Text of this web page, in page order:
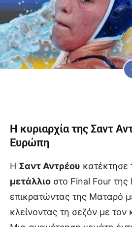
Η κυριαρχία της Σαντ
Ευρώπη
Η Σαντ Αντρέου κατέκτησε
μετάλλιο στο Final Four
επικρατώντας της Ματαρό
κλείνοντας τη σεζόν με τον